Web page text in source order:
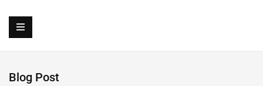
Blog Post